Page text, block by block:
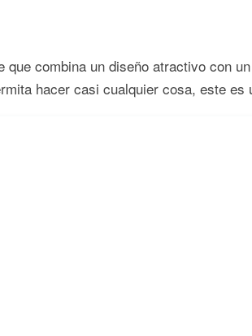
combina un diseño atractivo con
hacer casi cualquier cosa, este es